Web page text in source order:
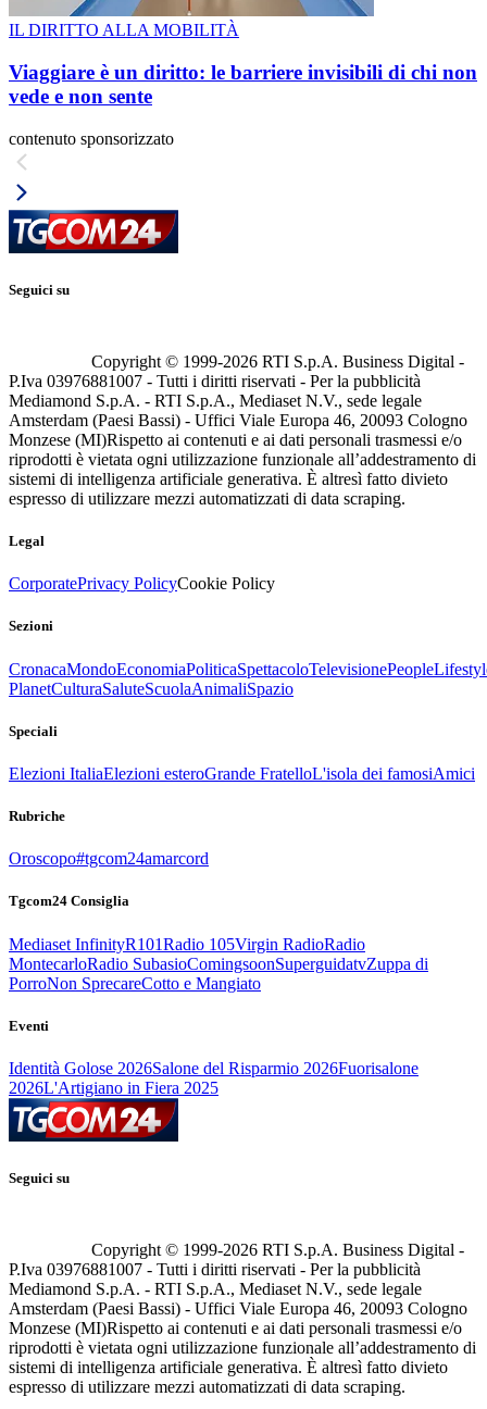
IL DIRITTO ALLA MOBILITÀ
Viaggiare è un diritto: le barriere invisibili di chi non
vede e non sente
contenuto sponsorizzato
Seguici su
Copyright © 1999-2026 RTI S.p.A. Business Digital -
P.Iva 03976881007 - Tutti i diritti riservati - Per la pubblicità
Mediamond S.p.A. - RTI S.p.A., Mediaset N.V., sede legale
Amsterdam (Paesi Bassi) - Uffici Viale Europa 46, 20093 Cologno
Monzese (MI)Rispetto ai contenuti e ai dati personali trasmessi e/o
riprodotti è vietata ogni utilizzazione funzionale all’addestramento di
sistemi di intelligenza artificiale generativa. È altresì fatto divieto
espresso di utilizzare mezzi automatizzati di data scraping.
Legal
CorporatePrivacy PolicyCookie Policy
Sezioni
CronacaMondoEconomiaPoliticaSpettacoloTelevisionePeople
PlanetCulturaSaluteScuolaAnimaliSpazio
Speciali
Elezioni ItaliaElezioni esteroGrande FratelloL'isola dei famosiAmici
Rubriche
Oroscopo#tgcom24amarcord
Tgcom24 Consiglia
Mediaset InfinityR101Radio 105Virgin RadioRadio
MontecarloRadio SubasioComingsoonSuperguidatvZuppa di
PorroNon SprecareCotto e Mangiato
Eventi
Identità Golose 2026Salone del Risparmio 2026Fuorisalone
2026L'Artigiano in Fiera 2025
Seguici su
Copyright © 1999-2026 RTI S.p.A. Business Digital -
P.Iva 03976881007 - Tutti i diritti riservati - Per la pubblicità
Mediamond S.p.A. - RTI S.p.A., Mediaset N.V., sede legale
Amsterdam (Paesi Bassi) - Uffici Viale Europa 46, 20093 Cologno
Monzese (MI)Rispetto ai contenuti e ai dati personali trasmessi e/o
riprodotti è vietata ogni utilizzazione funzionale all’addestramento di
sistemi di intelligenza artificiale generativa. È altresì fatto divieto
espresso di utilizzare mezzi automatizzati di data scraping.